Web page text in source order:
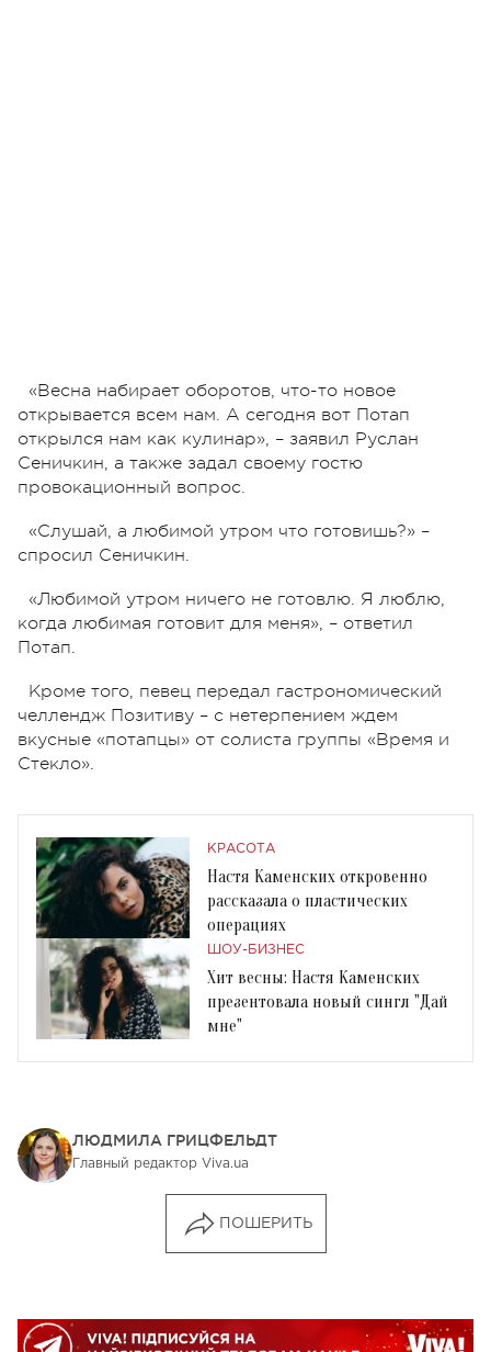
«Весна набирает оборотов, что-то новое
открывается всем нам. А сегодня вот Потап
открылся нам как кулинар», – заявил Руслан
Сеничкин, а также задал своему гостю
провокационный вопрос.
«Слушай, а любимой утром что готовишь?» –
спросил Сеничкин.
«Любимой утром ничего не готовлю. Я люблю,
когда любимая готовит для меня», – ответил
Потап.
Кроме того, певец передал гастрономический
челлендж Позитиву – с нетерпением ждем
вкусные «потапцы» от солиста группы «Время и
Стекло».
КРАСОТА
Настя Каменских откровенно
рассказала о пластических
операциях
ШОУ-БИЗНЕС
Хит весны: Настя Каменских
презентовала новый сингл "Дай
мне"
ЛЮДМИЛА ГРИЦФЕЛЬДТ
Главный редактор Viva.ua
ПОШЕРИТЬ